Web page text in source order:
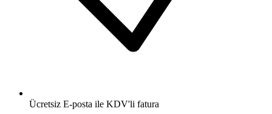
Ücretsiz E-posta ile KDV'li fatura